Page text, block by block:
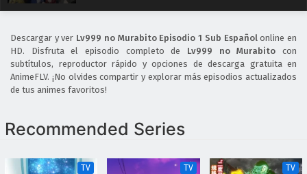
Descargar y ver Lv999 no Murabito Episodio 1 Sub Españolonline en
HD. Disfruta el episodio completo de Lv999 no Murabito con
subtítulos, reproductor rápido y opciones de descarga gratuita en
AnimeFLV. ¡No olvides compartir y explorar más episodios actualizados
de tus animes favoritos!
Recommended Series
TV TV TV